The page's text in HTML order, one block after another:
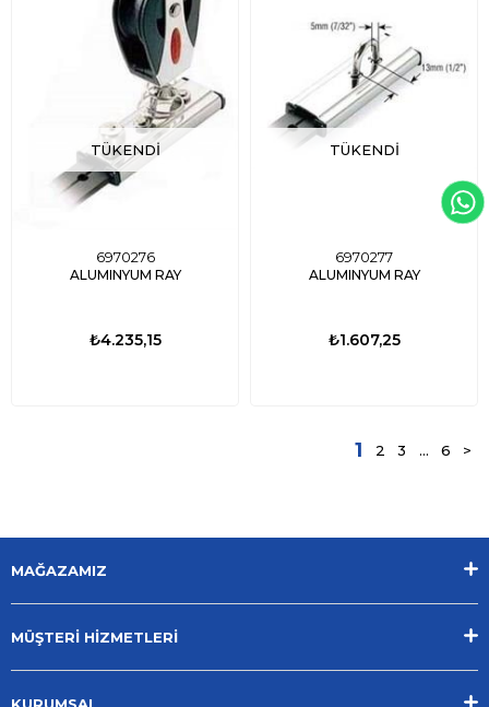
TÜKENDI
6970276
ALUMINYUM RAY
₺4.235,15
TÜKENDI
6970277
ALUMINYUM RAY
₺1.607,25
1 2 3 ... 6 >
MAĞAZAMIZ
MÜŞTERİ HİZMETLERİ